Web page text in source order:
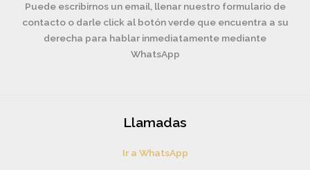
Puede escribirnos un email, llenar nuestro formulario de
contacto o darle click al botón verde que encuentra a su
derecha para hablar inmediatamente mediante
WhatsApp
Llamadas
Ir a WhatsApp